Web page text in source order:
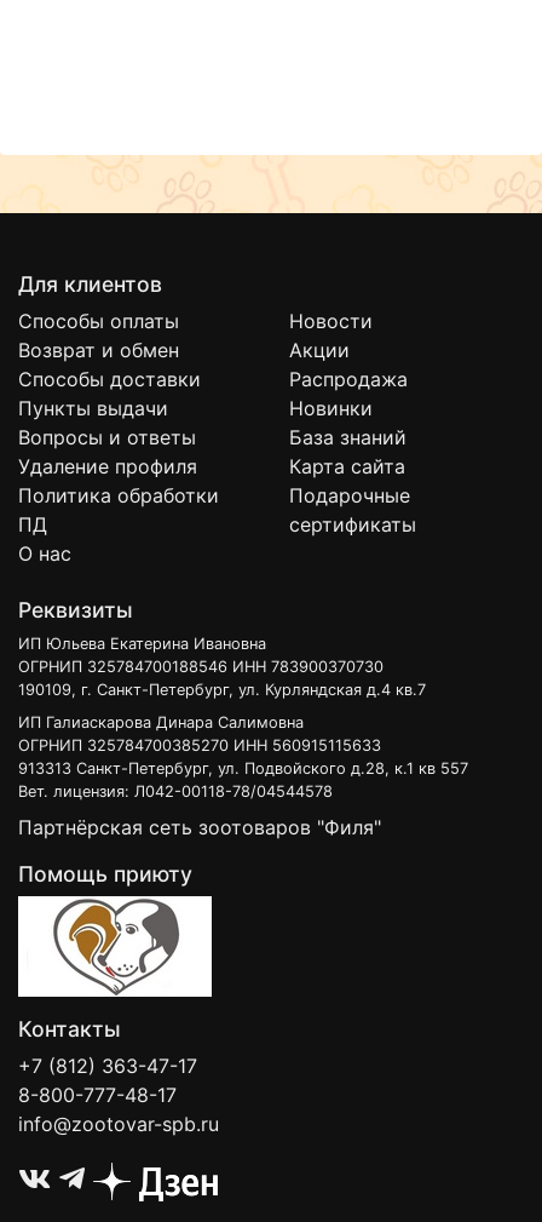
Для клиентов
Способы оплаты
Возврат и обмен
Способы доставки
Пункты выдачи
Вопросы и ответы
Удаление профиля
Политика обработки
ПД
О нас
Новости
Акции
Распродажа
Новинки
База знаний
Карта сайта
Подарочные
сертификаты
Реквизиты
ИП Юльева Екатерина Ивановна
ОГРНИП 325784700188546 ИНН 783900370730
190109, г. Санкт-Петербург, ул. Курляндская д.4 кв.7
ИП Галиаскарова Динара Салимовна
ОГРНИП 325784700385270 ИНН 560915115633
913313 Санкт-Петербург, ул. Подвойского д.28, к.1 кв 557
Вет. лицензия: Л042-00118-78/04544578
Партнёрская сеть зоотоваров "Филя"
Помощь приюту
Контакты
+7 (812) 363-47-17
8-800-777-48-17
info@zootovar-spb.ru